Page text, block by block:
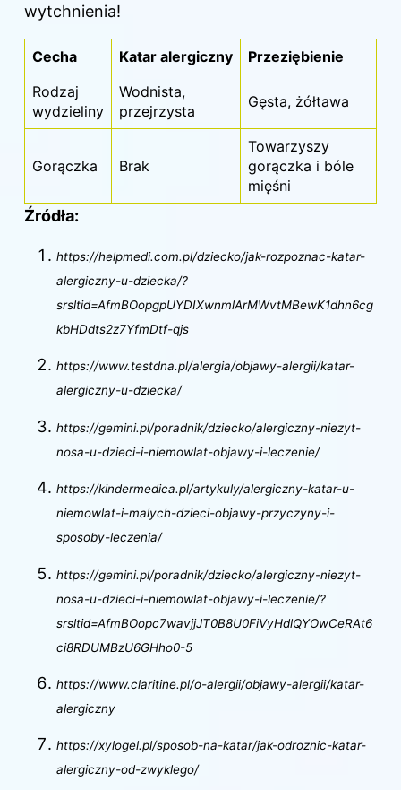
wytchnienia!
Cecha Katar alergiczny
Przeziębienie
Rodzaj
wydzieliny
Wodnista,
przejrzysta
Gęsta, żółtawa
Gorączka Brak
Towarzyszy
gorączka i bóle
mięśni
Źródła:
https://helpmedi.com.pl/dziecko/jak-rozpoznac-katar-
alergiczny-u-dziecka/?
srsltid=AfmBOopgpUYDIXwnmlArMWvtMBewK1dhn6cg
kbHDdts2z7YfmDtf-qjs
https://www.testdna.pl/alergia/objawy-alergii/katar-
alergiczny-u-dziecka/
https://gemini.pl/poradnik/dziecko/alergiczny-niezyt-
nosa-u-dzieci-i-niemowlat-objawy-i-leczenie/
https://kindermedica.pl/artykuly/alergiczny-katar-u-
niemowlat-i-malych-dzieci-objawy-przyczyny-i-
sposoby-leczenia/
https://gemini.pl/poradnik/dziecko/alergiczny-niezyt-
nosa-u-dzieci-i-niemowlat-objawy-i-leczenie/?
srsltid=AfmBOopc7wavjjJT0B8U0FiVyHdlQYOwCeRAt6
ci8RDUMBzU6GHho0-5
https://www.claritine.pl/o-alergii/objawy-alergii/katar-
alergiczny
https://xylogel.pl/sposob-na-katar/jak-odroznic-katar-
alergiczny-od-zwyklego/